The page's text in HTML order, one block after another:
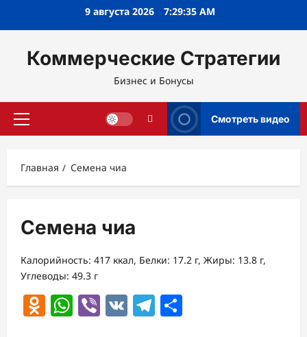
9 августа 2026 7:29:35 AM
Коммерческие Стратегии
Бизнес и Бонусы
Основное
Смотреть видео
Главная Семена чиа
Семена чиа
Калорийность: 417 ккал, Белки: 17.2 г, Жиры: 13.8 г,
Углеводы: 49.3 г
Odnoklassniki
WhatsApp
Viber
VK Telegram